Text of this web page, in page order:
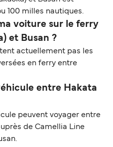
100 milles nautiques.
voiture sur le ferry
et Busan ?
actuellement pas les
en ferry entre
entre Hakata
peuvent voyager entre
de Camellia Line